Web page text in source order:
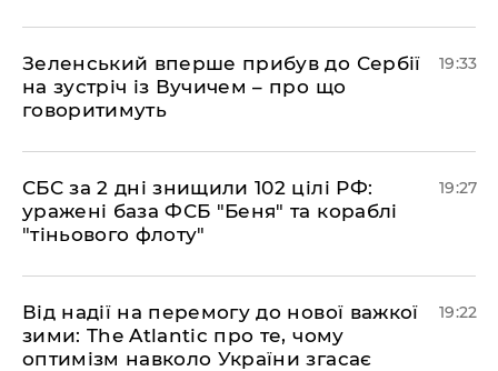
​Зеленський вперше прибув до Сербії
на зустріч із Вучичем – про що
говоритимуть
19:33
​СБС за 2 дні знищили 102 цілі РФ:
уражені база ФСБ "Беня" та кораблі
"тіньового флоту"
19:27
​Від надії на перемогу до нової важкої
зими: The Atlantic про те, чому
оптимізм навколо України згасає
19:22